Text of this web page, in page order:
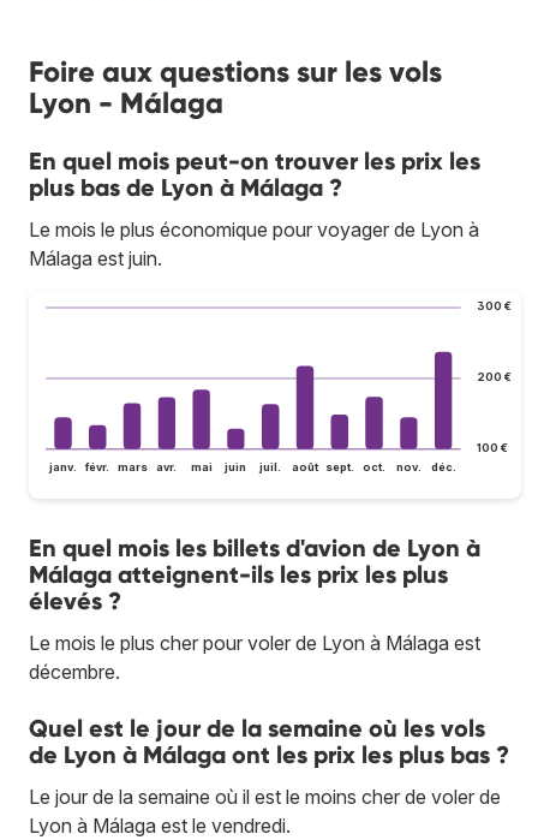
Foire aux questions sur les vols
Lyon - Málaga
En quel mois peut-on trouver les prix les
plus bas de Lyon à Málaga ?
Le mois le plus économique pour voyager de Lyon à
Málaga est juin.
100 €
200 €
300 €
janv. févr. mars avr. mai juin juil. août sept. oct. nov. déc.
En quel mois les billets d'avion de Lyon à
Málaga atteignent-ils les prix les plus
élevés ?
Le mois le plus cher pour voler de Lyon à Málaga est
décembre.
Quel est le jour de la semaine où les vols
de Lyon à Málaga ont les prix les plus bas ?
Le jour de la semaine où il est le moins cher de voler de
Lyon à Málaga est le vendredi.